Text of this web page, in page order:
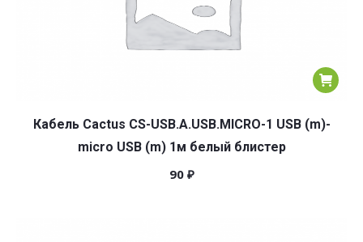
Кабель Cactus CS-USB.A.USB.MICRO-1 USB (m)-
micro USB (m) 1м белый блистер
90 ₽